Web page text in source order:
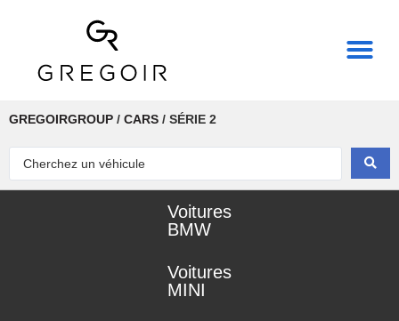
GREGOIRGROUP / CARS / SÉRIE 2
Voitures
BMW
Voitures
MINI